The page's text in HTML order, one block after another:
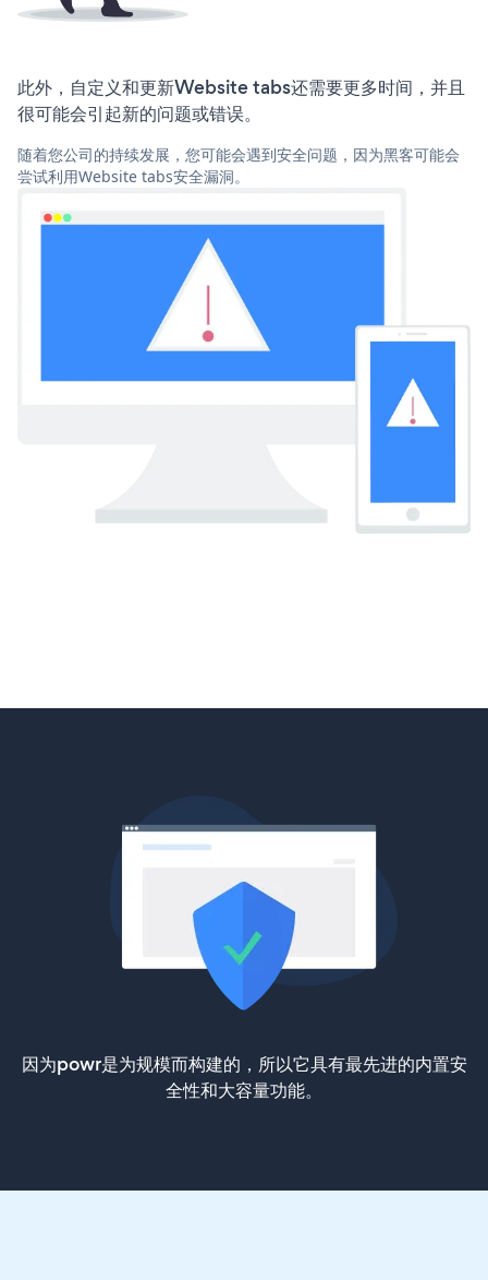
此外，自定义和更新Website tabs还需要更多时间，并且
很可能会引起新的问题或错误。
随着您公司的持续发展，您可能会遇到安全问题，因为黑客可能会
尝试利用Website tabs安全漏洞。
因为powr是为规模而构建的，所以它具有最先进的内置安
全性和大容量功能。